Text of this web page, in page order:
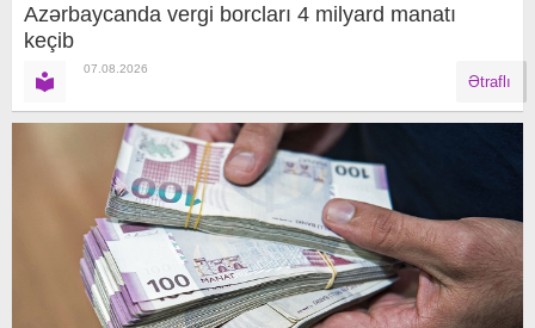
Azərbaycanda vergi borcları 4 milyard manatı
keçib
07.08.2026
Ətraflı